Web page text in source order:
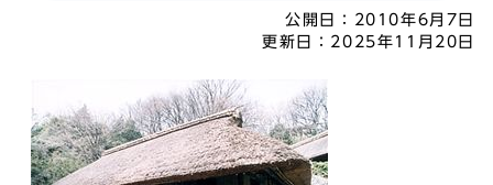
公開日：
2010年6月7日
更新日： 2025年11月20日